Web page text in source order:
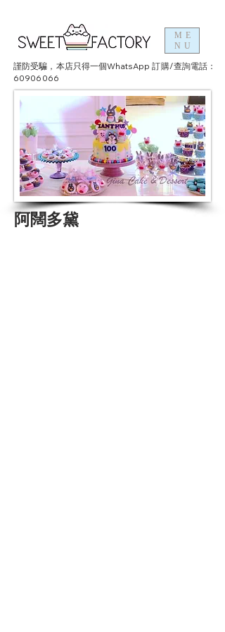
ME
NU
謹防受騙，本店只得一個WhatsApp 訂購/查詢電話：
60906066
阿闊多黛